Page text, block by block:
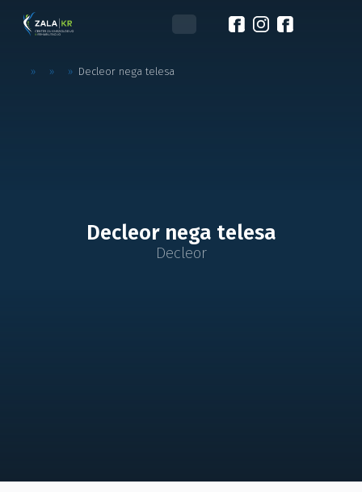
» » » Decleor nega telesa
Decleor nega telesa
Decleor